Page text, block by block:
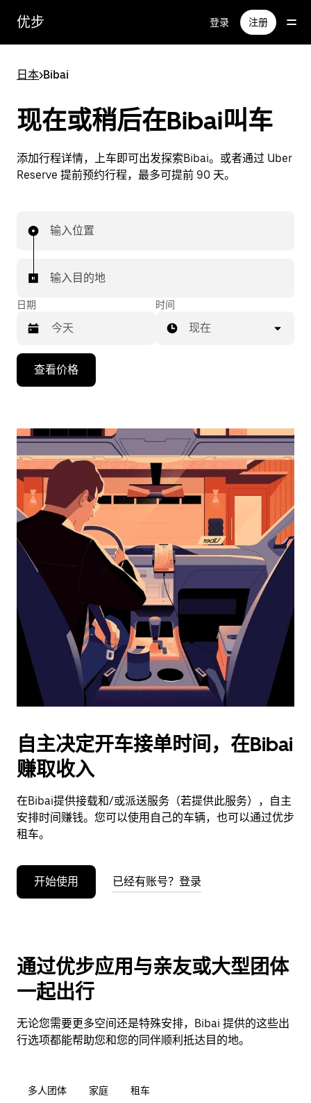
优步 登录 注册
日本>Bibai
现在或稍后在Bibai叫车
添加行程详情，上车即可出发探索Bibai。或者通过 Uber
Reserve 提前预约行程，最多可提前 90 天。
输入位置
输入目的地
日期
向
头
浏
日
并
期。
按
退
闭
日
历。
时间
现在
查看价格
自主决定开车接单时间，在Bibai
赚取收入
在Bibai提供接载和/或派送服务（若提供此服务），自主
安排时间赚钱。您可以使用自己的车辆，也可以通过优步
租车。
开始使用 已经有账号？登录
通过优步应用与亲友或大型团体
一起出行
无论您需要更多空间还是特殊安排，Bibai 提供的这些出
行选项都能帮助您和您的同伴顺利抵达目的地。
多人团体 家庭 租车